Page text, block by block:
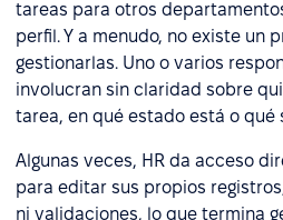
tareas para otros
perfil. Y a menudo, no existe un
gestionarlas. Uno o varios
involucran sin claridad sobre
tarea, en qué estado está o qué
Algunas veces, HR da acceso
para editar sus propios
ni validaciones, lo que termina